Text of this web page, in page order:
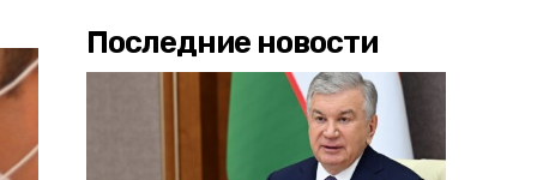
Последние новости